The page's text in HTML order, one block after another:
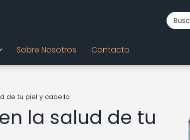
Sobre Nosotros Contacto
de tu piel y cabello
la salud de tu